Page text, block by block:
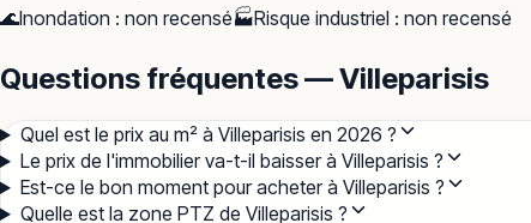
🌊Inondation : non recensé🏭Risque industriel : non recensé
Questions fréquentes — Villeparisis
Quel est le prix au m² à Villeparisis en 2026 ?
Le prix de l'immobilier va-t-il baisser à Villeparisis ?
Est-ce le bon moment pour acheter à Villeparisis ?
Quelle est la zone PTZ de Villeparisis ?